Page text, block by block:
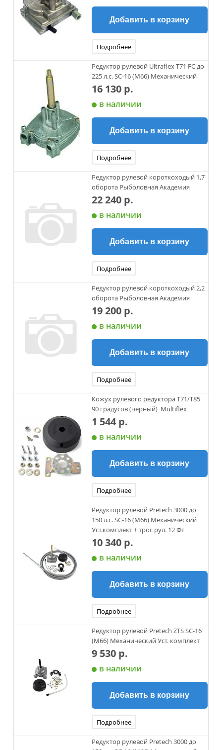
Добавить в корзину
Подробнее
Редуктор рулевой Ultraflex T71 FC до
225 л.с. SC-16 (M66) Механический
16 130 р.
в наличии
Добавить в корзину
Подробнее
Редуктор рулевой короткоходый 1,7
оборота Рыболовная Академия
22 240 р.
в наличии
Добавить в корзину
Подробнее
Редуктор рулевой короткоходый 2,2
оборота Рыболовная Академия
19 200 р.
в наличии
Добавить в корзину
Подробнее
Кожух рулевого редуктора T71/T85
90 градусов (черный)_Multiflex
1 544 р.
в наличии
Добавить в корзину
Подробнее
Редуктор рулевой Pretech 3000 до
150 л.с. SC-16 (M66) Механический
Уст.комплект + трос рул. 12 Фт
10 340 р.
в наличии
Добавить в корзину
Подробнее
Редуктор рулевой Pretech ZTS SC-16
(M66) Механический Уст. комплект
9 530 р.
в наличии
Добавить в корзину
Подробнее
Редуктор рулевой Pretech 3000 до